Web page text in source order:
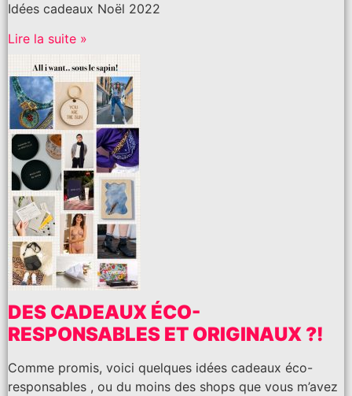
Idées cadeaux Noël 2022
Lire la suite »
DES CADEAUX ÉCO-
RESPONSABLES ET ORIGINAUX ?!
Comme promis, voici quelques idées cadeaux éco-
responsables , ou du moins des shops que vous m’avez